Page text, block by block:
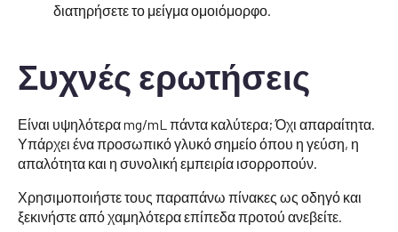
διατηρήσετε το μείγμα ομοιόμορφο.
Συχνές ερωτήσεις
Είναι υψηλότερα mg/mL πάντα καλύτερα; Όχι απαραίτητα.
Υπάρχει ένα προσωπικό γλυκό σημείο όπου η γεύση, η
απαλότητα και η συνολική εμπειρία ισορροπούν.
Χρησιμοποιήστε τους παραπάνω πίνακες ως οδηγό και
ξεκινήστε από χαμηλότερα επίπεδα προτού ανεβείτε.